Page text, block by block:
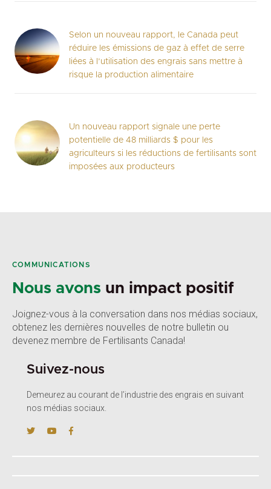
Selon un nouveau rapport, le Canada peut
réduire les émissions de gaz à effet de serre
liées à l’utilisation des engrais sans mettre à
risque la production alimentaire
Un nouveau rapport signale une perte
potentielle de 48 milliards $ pour les
agriculteurs si les réductions de fertilisants sont
imposées aux producteurs
COMMUNICATIONS
Nous avons un impact positif
Joignez-vous à la conversation dans nos médias sociaux,
obtenez les dernières nouvelles de notre bulletin ou
devenez membre de Fertilisants Canada!
Suivez-nous
Demeurez au courant de l’industrie des engrais en suivant
nos médias sociaux.